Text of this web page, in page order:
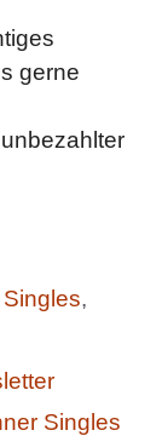
gerne
Singles,
Singles